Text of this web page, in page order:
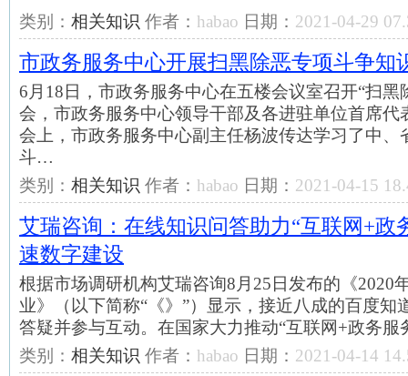
类别： 相关知识 作者： habao 日期： 2021-04-29
市政务服务中心开展扫黑除恶专项斗争知
6月18日，市政务服务中心在五楼会议室召开“扫黑
会，市政务服务中心领导干部及各进驻单位首席代
会上，市政务服务中心副主任杨波传达学习了中、
斗…
类别： 相关知识 作者： habao 日期： 2021-04-15
艾瑞咨询：在线知识问答助力“互联网+政
速数字建设
根据市场调研机构艾瑞咨询8月25日发布的《2020
业》（以下简称“《》”）显示，接近八成的百度知
答疑并参与互动。在国家大力推动“互联网+政务
类别： 相关知识 作者： habao 日期： 2021-04-14